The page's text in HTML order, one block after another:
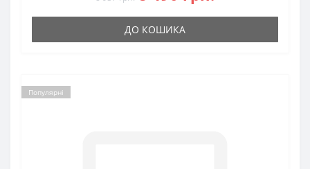
ДО КОШИКА
Популярні